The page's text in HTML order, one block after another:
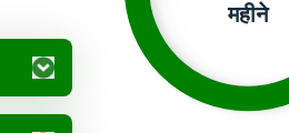
महीने